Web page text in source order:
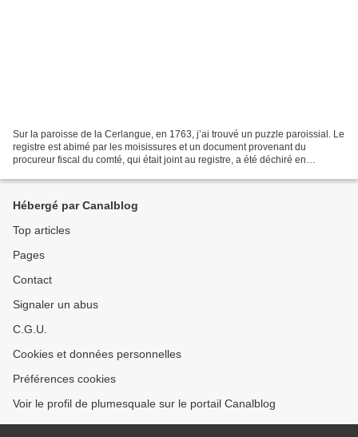
Sur la paroisse de la Cerlangue, en 1763, j’ai trouvé un puzzle paroissial. Le
registre est abimé par les moisissures et un document provenant du
procureur fiscal du comté, qui était joint au registre, a été déchiré en
Hébergé par Canalblog
Top articles
Pages
Contact
Signaler un abus
C.G.U.
Cookies et données personnelles
Préférences cookies
Voir le profil de plumesquale sur le portail Canalblog